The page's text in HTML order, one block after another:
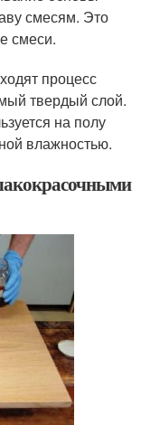
смесям. Это
смеси.
процесс
твердый слой.
на полу
влажностью.